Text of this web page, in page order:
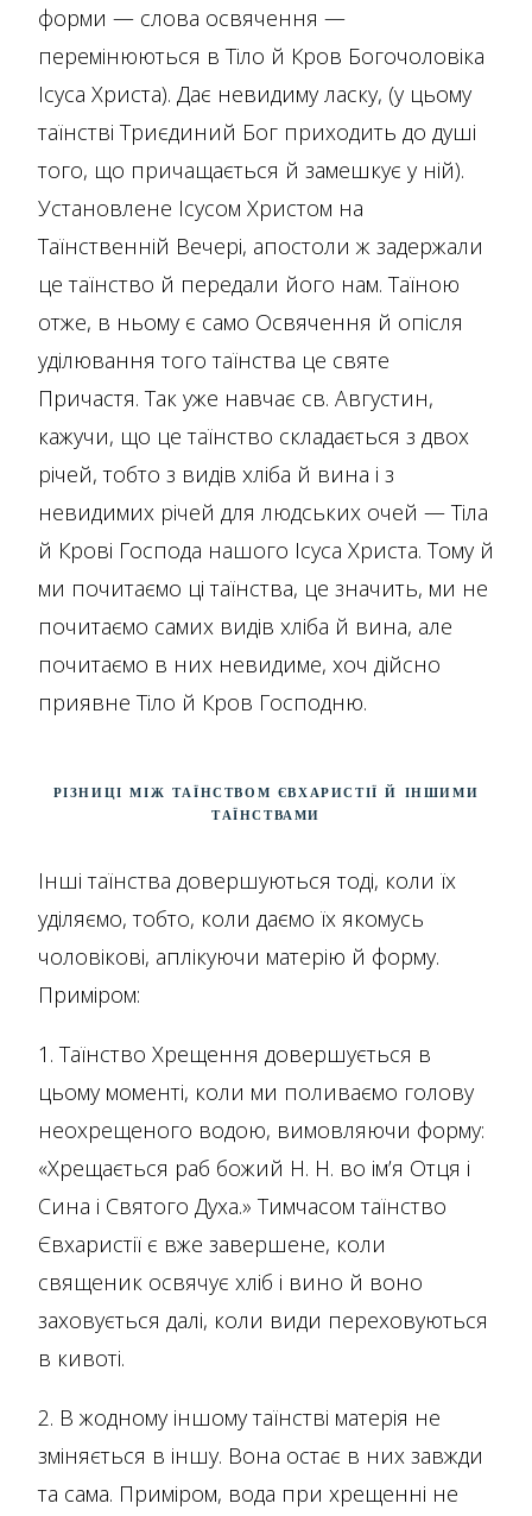
форми — слова освячення —
перемінюються в Тіло й Кров Богочоловіка
Ісуса Христа). Дає невидиму ласку, (у цьому
таїнстві Триєдиний Бог приходить до душі
того, що причащається й замешкує у ній).
Установлене Ісусом Христом на
Таїнственній Вечері, апостоли ж задержали
це таїнство й передали його нам. Таїною
отже, в ньому є само Освячення й опісля
уділювання того таїнства це святе
Причастя. Так уже навчає св. Августин,
кажучи, що це таїнство складається з двох
річей, тобто з видів хліба й вина і з
невидимих річей для людських очей — Тіла
й Крові Господа нашого Ісуса Христа. Тому й
ми почитаємо ці таїнства, це значить, ми не
почитаємо самих видів хліба й вина, але
почитаємо в них невидиме, хоч дійсно
приявне Тіло й Кров Господню.
Різниці між Таїнством Євхаристії й іншими
Таїнствами
Інші таїнства довершуються тоді, коли їх
уділяємо, тобто, коли даємо їх якомусь
чоловікові, аплікуючи матерію й форму.
Приміром:
1. Таїнство Хрещення довершується в
цьому моменті, коли ми поливаємо голову
неохрещеного водою, вимовляючи форму:
«Хрещається раб божий Н. Н. во ім’я Отця і
Сина і Святого Духа.» Тимчасом таїнство
Євхаристії є вже завершене, коли
священик освячує хліб і вино й воно
заховується далі, коли види переховуються
в кивоті.
2. В жодному іншому таїнстві матерія не
зміняється в іншу. Вона остає в них завжди
та сама. Приміром, вода при хрещенні не